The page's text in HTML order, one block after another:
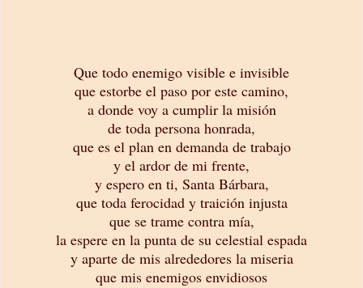
Que todo enemigo visible e invisible
que estorbe el paso por este camino,
a donde voy a cumplir la misión
de toda persona honrada,
que es el plan en demanda de trabajo
y el ardor de mi frente,
y espero en ti, Santa Bárbara,
que toda ferocidad y traición injusta
que se trame contra mía,
la espere en la punta de su celestial espada
y aparte de mis alrededores la miseria
que mis enemigos envidiosos